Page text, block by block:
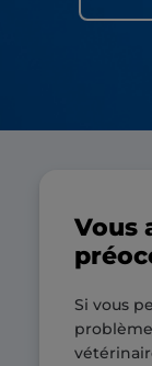
Vous
Si vous